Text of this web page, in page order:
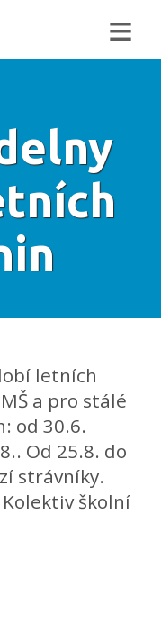
≡
letních
a pro stálé
od 30.6.
Od 25.8. do
strávníky.
školní